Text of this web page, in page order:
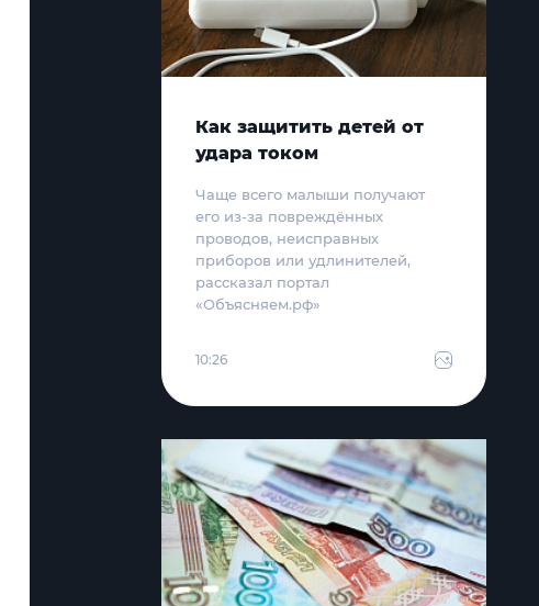
Как защитить детей от
удара током
Чаще всего малыши получают
его из-за повреждённых
проводов, неисправных
приборов или удлинителей,
рассказал портал
«Объясняем.рф»
10:26